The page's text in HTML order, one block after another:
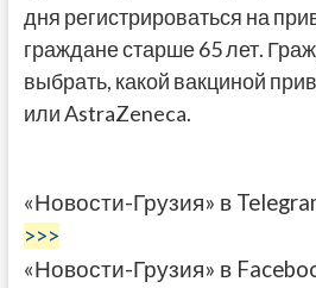
дня регистрироваться на
граждане старше 65 лет.
выбрать, какой вакциной
или AstraZeneca.
«Новости-Грузия» в
>>>
«Новости-Грузия» в